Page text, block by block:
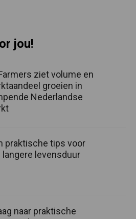
jou!
ziet volume en
groeien in
Nederlandse
praktische tips voor
langere levensduur
naar praktische